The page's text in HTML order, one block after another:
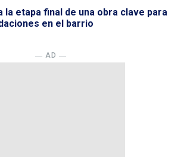
la etapa final de una obra clave para
en el barrio
― AD ―